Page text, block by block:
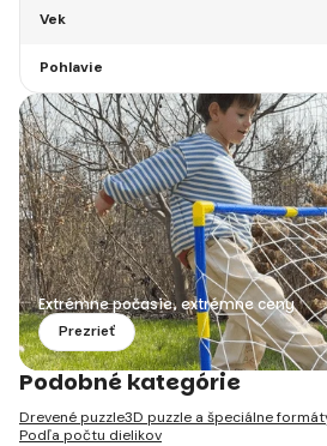
Vek
Pohlavie
Extrémne počasie, extrémne ceny
Prezrieť
Podobné kategórie
Drevené puzzle3D puzzle a špeciálne
Podľa počtu dielikov